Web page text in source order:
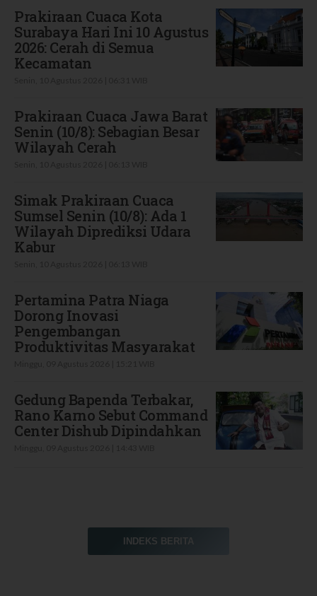
Prakiraan Cuaca Kota
Surabaya Hari Ini 10 Agustus
2026: Cerah di Semua
Kecamatan
Prakiraan Cuaca Jawa Barat
Senin (10/8): Sebagian Besar
Wilayah Cerah
Simak Prakiraan Cuaca
Sumsel Senin (10/8): Ada 1
Wilayah Diprediksi Udara
Kabur
Pertamina Patra Niaga
Dorong Inovasi
Pengembangan
Produktivitas Masyarakat
Gedung Bapenda Terbakar,
Rano Karno Sebut Command
Center Dishub Dipindahkan
INDEKS BERITA